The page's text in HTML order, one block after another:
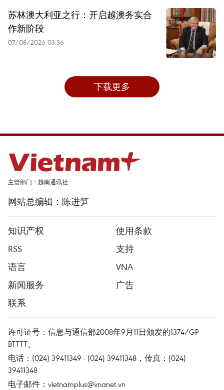
苏林澳大利亚之行：开启越澳务实合
作新阶段
07/08/2026 03:36
下载更多
主管部门：越南通讯社
网站总编辑：陈进笋
知识产权
使用条款
RSS
支持
语言
VNA
新闻服务
广告
联系
许可证号：信息与通信部2008年9月11日颁发的1374/GP-
BTTTT。
电话：(024) 39411349 - (024) 39411348，传真：(024)
39411348
电子邮件： vietnamplus@vnanet.vn